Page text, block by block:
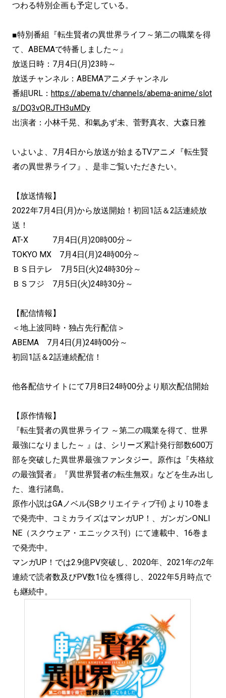
つわる特別企画も予定している。
■特別番組『転生賢者の異世界ライフ～第二の職業を得
て、ABEMAで特番しました～』
放送日時：7月4日(月)23時～
放送チャンネル：ABEMAアニメチャンネル
番組URL： https://abema.tv/channels/abema-anime/slot
s/DQ3vQRJTH3uMDy
出演者：小林千晃、和氣あず未、菅野真衣、大森日雅
いよいよ、7月4日から放送が始まるTVアニメ『転生賢
者の異世界ライフ』、是非ご覧いただきたい。
【放送情報】
2022年7月4日(月)から放送開始！初回1話＆2話連続放
送！
AT-X 7月4日(月)20時00分～
TOKYO MX 7月4日(月)24時00分～
ＢＳ日テレ 7月5日(火)24時30分～
ＢＳフジ 7月5日(火)24時30分～
【配信情報】
＜地上波同時・独占先行配信＞
ABEMA 7月4日(月)24時00分～
初回1話＆2話連続配信！
他各配信サイトにて7月8日24時00分より順次配信開始
【原作情報】
『転生賢者の異世界ライフ ～第二の職業を得て、世界
最強になりました～ 』は、シリーズ累計発行部数600万
部を突破した異世界最強ファンタジー。原作は『失格紋
の最強賢者』『異世界賢者の転生無双』などを生み出し
た、進行諸島。
原作小説はGAノベル(SBクリエイティブ刊) より10巻ま
で発売中、コミカライズはマンガUP！、ガンガンONLI
NE（スクウェア・エニックス刊）にて連載中、16巻ま
で発売中。
マンガUP！では2.9億PV突破し、2020年、2021年の2年
連続で読者数及びPV数1位を獲得し、2022年5月時点で
も継続中。